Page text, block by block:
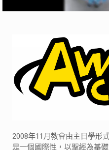
2008年11月教會由主日學形
是一個國際性，以聖經為基